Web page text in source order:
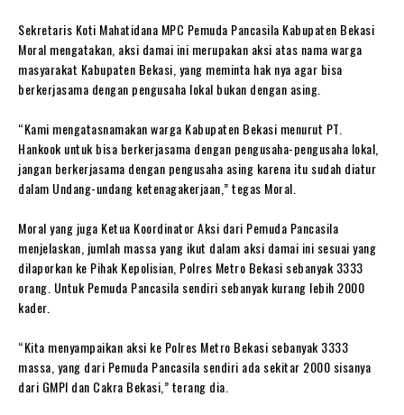
Sekretaris Koti Mahatidana MPC Pemuda Pancasila Kabupaten Bekasi
Moral mengatakan, aksi damai ini merupakan aksi atas nama warga
masyarakat Kabupaten Bekasi, yang meminta hak nya agar bisa
berkerjasama dengan pengusaha lokal bukan dengan asing.
“Kami mengatasnamakan warga Kabupaten Bekasi menurut PT.
Hankook untuk bisa berkerjasama dengan pengusaha-pengusaha lokal,
jangan berkerjasama dengan pengusaha asing karena itu sudah diatur
dalam Undang-undang ketenagakerjaan,” tegas Moral.
Moral yang juga Ketua Koordinator Aksi dari Pemuda Pancasila
menjelaskan, jumlah massa yang ikut dalam aksi damai ini sesuai yang
dilaporkan ke Pihak Kepolisian, Polres Metro Bekasi sebanyak 3333
orang. Untuk Pemuda Pancasila sendiri sebanyak kurang lebih 2000
kader.
“Kita menyampaikan aksi ke Polres Metro Bekasi sebanyak 3333
massa, yang dari Pemuda Pancasila sendiri ada sekitar 2000 sisanya
dari GMPI dan Cakra Bekasi,” terang dia.